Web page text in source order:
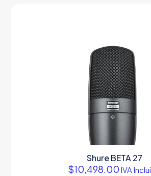
Shure BETA 27
$10,498.00 IVA